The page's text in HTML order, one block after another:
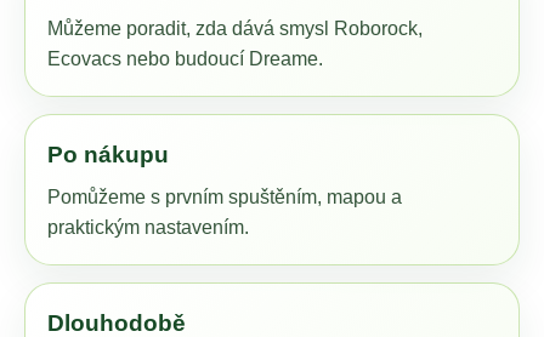
Můžeme poradit, zda dává smysl Roborock,
Ecovacs nebo budoucí Dreame.
Po nákupu
Pomůžeme s prvním spuštěním, mapou a
praktickým nastavením.
Dlouhodobě